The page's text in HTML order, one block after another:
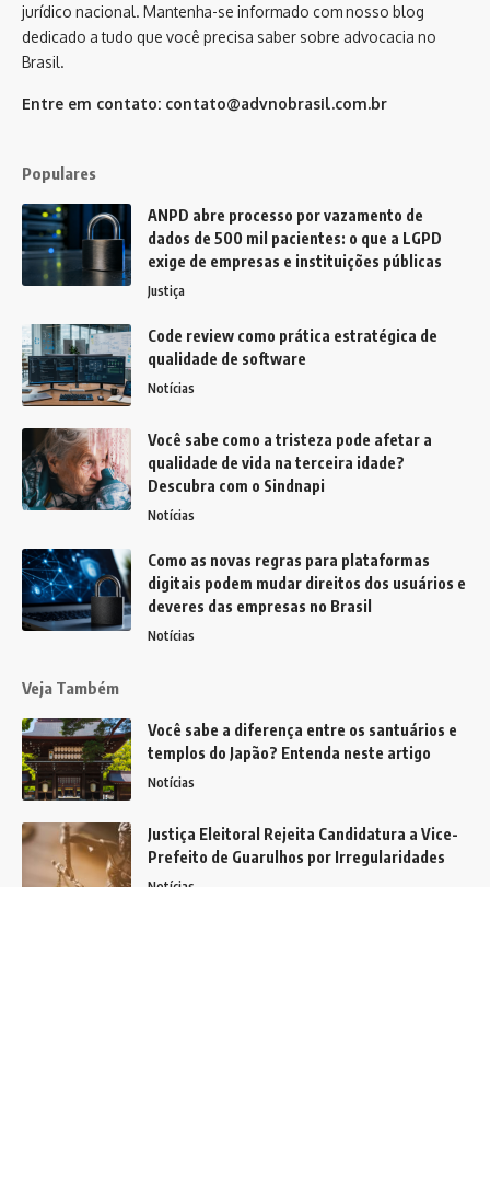
jurídico nacional. Mantenha-se informado com nosso blog
dedicado a tudo que você precisa saber sobre advocacia no
Brasil.
Entre em contato: contato@advnobrasil.com.br
Populares
ANPD abre processo por vazamento de
dados de 500 mil pacientes: o que a LGPD
exige de empresas e instituições públicas
Justiça
Code review como prática estratégica de
qualidade de software
Notícias
Você sabe como a tristeza pode afetar a
qualidade de vida na terceira idade?
Descubra com o Sindnapi
Notícias
Como as novas regras para plataformas
digitais podem mudar direitos dos usuários e
deveres das empresas no Brasil
Notícias
Veja Também
Você sabe a diferença entre os santuários e
templos do Japão? Entenda neste artigo
Notícias
Justiça Eleitoral Rejeita Candidatura a Vice-
Prefeito de Guarulhos por Irregularidades
Notícias